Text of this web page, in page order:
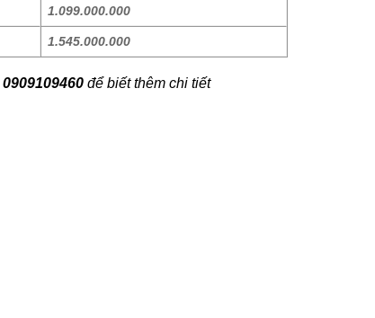
1.099.000.000
1.545.000.000
0909109460 để biết thêm chi tiết